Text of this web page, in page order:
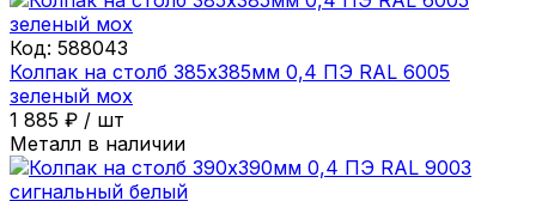
Код: 588043
Колпак на столб 385х385мм 0,4 ПЭ RAL 6005
зеленый мох
1 885 ₽ / шт
Металл в наличии